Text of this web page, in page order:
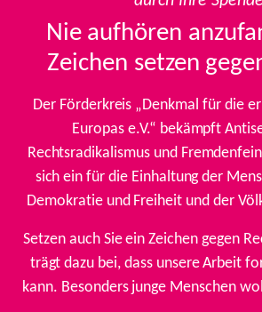
Nie aufhören
Zeichen setzen
Der Förderkreis „Denkmal für die
Europas e.V.“ bekämpft
Rechtsradikalismus und
sich ein für die Einhaltung der
Demokratie und Freiheit und der
Setzen auch Sie ein Zeichen gegen
trägt dazu bei, dass unsere Arbeit
kann. Besonders junge Menschen